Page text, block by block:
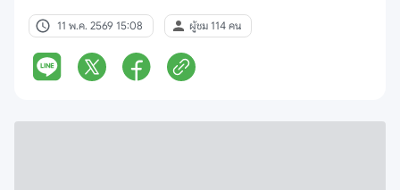
11 พ.ค. 2569 15:08 ผู้ชม 114 คน